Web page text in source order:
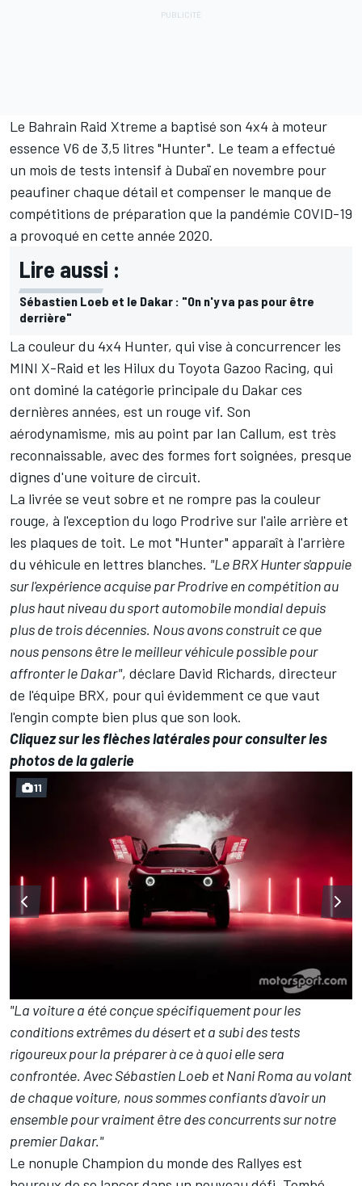
Le Bahrain Raid Xtreme a baptisé son 4x4 à moteur
essence V6 de 3,5 litres "Hunter". Le team a effectué
un mois de tests intensif à Dubaï en novembre pour
peaufiner chaque détail et compenser le manque de
compétitions de préparation que la pandémie COVID-19
a provoqué en cette année 2020.
Lire aussi :
Sébastien Loeb et le Dakar : "On n'y va pas pour être
derrière"
La couleur du 4x4 Hunter, qui vise à concurrencer les
MINI X-Raid et les Hilux du Toyota Gazoo Racing, qui
ont dominé la catégorie principale du Dakar ces
dernières années, est un rouge vif. Son
aérodynamisme, mis au point par Ian Callum, est très
reconnaissable, avec des formes fort soignées, presque
dignes d'une voiture de circuit.
La livrée se veut sobre et ne rompre pas la couleur
rouge, à l'exception du logo Prodrive sur l'aile arrière et
les plaques de toit. Le mot "Hunter" apparaît à l'arrière
du véhicule en lettres blanches. "Le BRX Hunter s'appuie
sur l'expérience acquise par Prodrive en compétition au
plus haut niveau du sport automobile mondial depuis
plus de trois décennies. Nous avons construit ce que
nous pensons être le meilleur véhicule possible pour
affronter le Dakar", déclare David Richards, directeur
de l'équipe BRX, pour qui évidemment ce que vaut
l'engin compte bien plus que son look.
Cliquez sur les flèches latérales pour consulter les
photos de la galerie
11
"La voiture a été conçue spécifiquement pour les
conditions extrêmes du désert et a subi des tests
rigoureux pour la préparer à ce à quoi elle sera
confrontée. Avec Sébastien Loeb et Nani Roma au volant
de chaque voiture, nous sommes confiants d'avoir un
ensemble pour vraiment être des concurrents sur notre
premier Dakar."
Le nonuple Champion du monde des Rallyes est